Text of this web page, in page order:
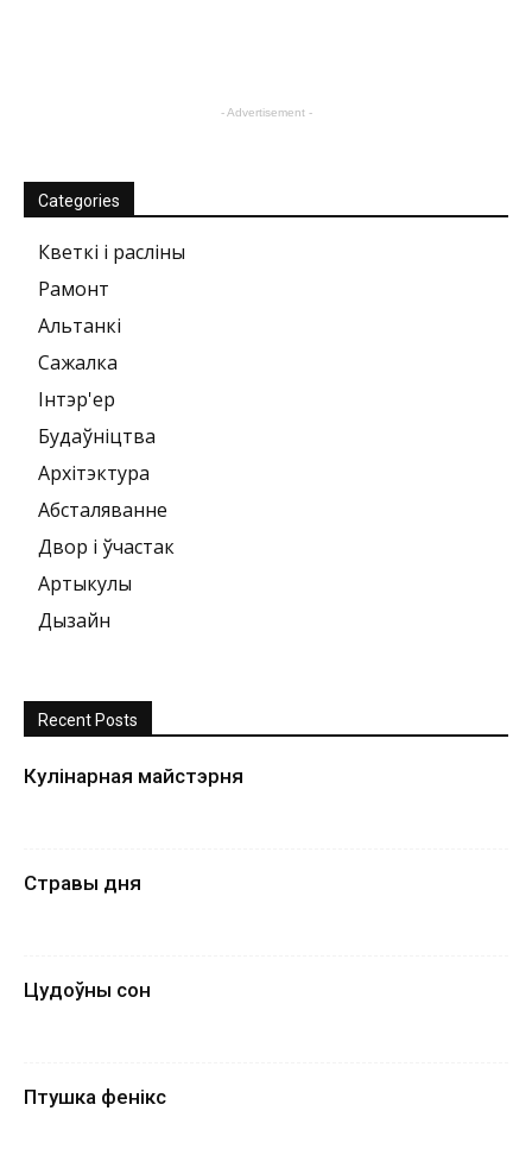
- Advertisement -
Categories
Кветкі і расліны
Рамонт
Альтанкі
Сажалка
Інтэр'ер
Будаўніцтва
Архітэктура
Абсталяванне
Двор і ўчастак
Артыкулы
Дызайн
Recent Posts
Кулінарная майстэрня
Стравы дня
Цудоўны сон
Птушка фенікс